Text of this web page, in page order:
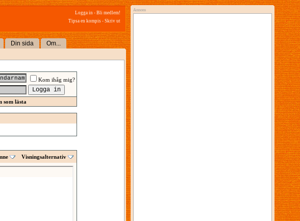
Logga in - Bli medlem!
Tipsa en kompis - Skriv ut
Din sida Om...
Kom ihåg mig?
som lästa
Visningsalternativ
Annons